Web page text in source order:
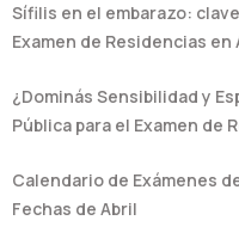
Sífilis en el embarazo:
Examen de Residencias
¿Dominás Sensibilidad y
Pública para el Examen de
Calendario de Exámenes
Fechas de Abril